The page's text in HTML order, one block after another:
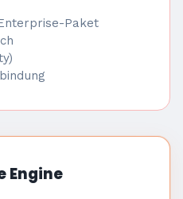
Paket
Engine